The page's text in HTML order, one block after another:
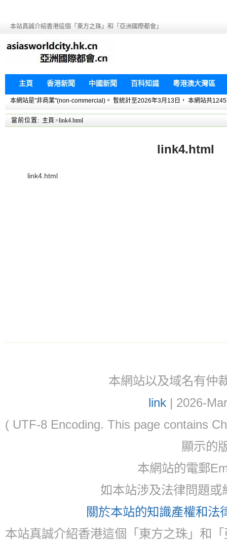
本站真誠介紹香港這個「東方之珠」和「亞洲國際都會」
主頁 香港新聞 中國新聞 百科知識 粵港澳大灣區
本網站是"非商業"(non-commercial)。 暫統計至2026年3月13日， 本網站共
當前位置: 主頁 >link4.html
link4.html
link4.html
本網站以及域名有仲
link| 2026-
( UTF-8 Encoding. This page contains
顯示的
本網站的電郵
如本站涉及法律問題
關於本站的知識產權和法
本站真誠介紹香港這個「東方之珠」和